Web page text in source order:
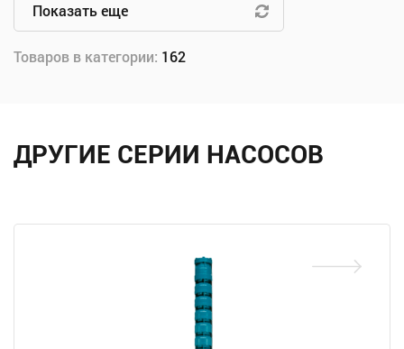
Показать еще
Товаров в категории: 162
ДРУГИЕ СЕРИИ НАСОСОВ